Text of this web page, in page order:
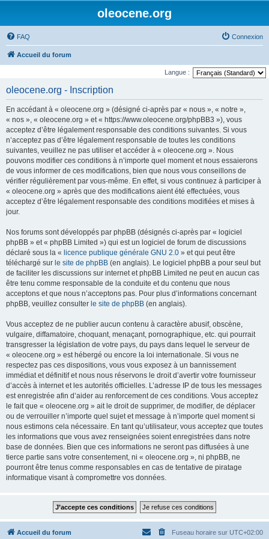
oleocene.org
FAQ Connexion
Accueil du forum
Langue :
oleocene.org - Inscription
En accédant à « oleocene.org » (désigné ci-après par « nous », « notre »,
« nos », « oleocene.org » et « https://www.oleocene.org/phpBB3 »), vous
acceptez d’être légalement responsable des conditions suivantes. Si vous
n’acceptez pas d’être légalement responsable de toutes les conditions
suivantes, veuillez ne pas utiliser et accéder à « oleocene.org ». Nous
pouvons modifier ces conditions à n’importe quel moment et nous essaierons
de vous informer de ces modifications, bien que nous vous conseillons de
vérifier régulièrement par vous-même. En effet, si vous continuez à participer à
« oleocene.org » après que des modifications aient été effectuées, vous
acceptez d’être légalement responsable des conditions modifiées et mises à
jour.
Nos forums sont développés par phpBB (désignés ci-après par « logiciel
phpBB » et « phpBB Limited ») qui est un logiciel de forum de discussions
déclaré sous la « licence publique générale GNU 2.0 » et qui peut être
téléchargé sur le site de phpBB (en anglais). Le logiciel phpBB a pour seul but
de faciliter les discussions sur internet et phpBB Limited ne peut en aucun cas
être tenu comme responsable de la conduite et du contenu que nous
acceptons et que nous n’acceptons pas. Pour plus d’informations concernant
phpBB, veuillez consulter le site de phpBB (en anglais).
Vous acceptez de ne publier aucun contenu à caractère abusif, obscène,
vulgaire, diffamatoire, choquant, menaçant, pornographique, etc. qui pourrait
transgresser la législation de votre pays, du pays dans lequel le serveur de
« oleocene.org » est hébergé ou encore la loi internationale. Si vous ne
respectez pas ces dispositions, vous vous exposez à un bannissement
immédiat et définitif et nous nous réservons le droit d’avertir votre fournisseur
d’accès à internet et les autorités officielles. L’adresse IP de tous les messages
est enregistrée afin d’aider au renforcement de ces conditions. Vous acceptez
le fait que « oleocene.org » ait le droit de supprimer, de modifier, de déplacer
ou de verrouiller n’importe quel sujet et message à n’importe quel moment si
nous estimons cela nécessaire. En tant qu’utilisateur, vous acceptez que toutes
les informations que vous avez renseignées soient enregistrées dans notre
base de données. Bien que ces informations ne seront pas diffusées à une
tierce partie sans votre consentement, ni « oleocene.org », ni phpBB, ne
pourront être tenus comme responsables en cas de tentative de piratage
informatique visant à compromettre vos données.
Accueil du forum Fuseau horaire sur UTC+02:00